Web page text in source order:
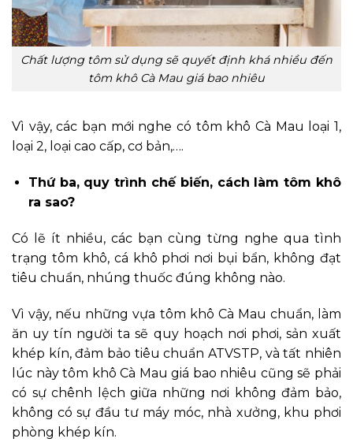
Chất lượng tôm sử dụng sẽ quyết định khá nhiều đến
tôm khô Cà Mau giá bao nhiêu
Vì vậy, các bạn mới nghe có tôm khô Cà Mau loại 1,
loại 2, loại cao cấp, cơ bản,….
Thứ ba, quy trình chế biến, cách làm tôm khô
ra sao?
Có lẽ ít nhiều, các bạn cùng từng nghe qua tình
trạng tôm khô, cá khô phơi nơi bụi bẩn, không đạt
tiêu chuẩn, nhúng thuốc đúng không nào.
Vì vậy, nếu những vựa tôm khô Cà Mau chuẩn, làm
ăn uy tín người ta sẽ quy hoạch nơi phơi, sản xuất
khép kín, đảm bảo tiêu chuẩn ATVSTP, và tất nhiên
lúc này tôm khô Cà Mau giá bao nhiêu cũng sẽ phải
có sự chênh lệch giữa những nơi không đảm bảo,
không có sự đầu tư máy móc, nhà xưởng, khu phơi
phòng khép kín.